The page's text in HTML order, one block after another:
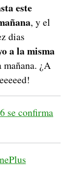
este
, y el
dias
a la misma
¿A
se confirma